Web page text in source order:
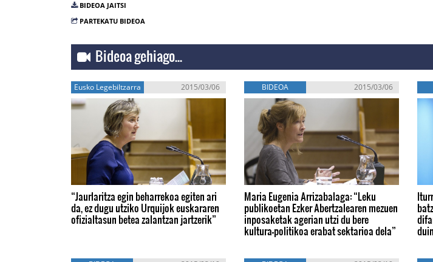
BIDEOA JAITSI
PARTEKATU BIDEOA
Bideoa gehiago...
Eusko Legebiltzarra 2015/03/06
“Jaurlaritza egin beharrekoa egiten ari
da, ez dugu utziko Urquijok euskararen
ofizialtasun betea zalantzan jartzerik”
BIDEOA 2015/03/06
Maria Eugenia Arrizabalaga: “Leku
publikoetan Ezker Abertzalearen mezuen
inposaketak agerian utzi du bere
kultura-politikoa erabat sektarioa dela”